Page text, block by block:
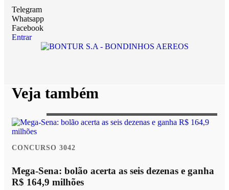
Telegram
Whatsapp
Facebook
Entrar
Veja também
CONCURSO 3042
Mega-Sena: bolão acerta as seis dezenas e ganha
R$ 164,9 milhões